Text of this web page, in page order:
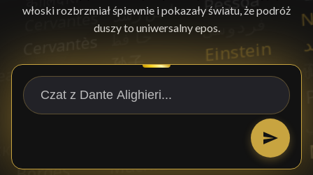
włoski rozbrzmiał śpiewnie i pokazały światu, że podróż
duszy to uniwersalny epos.